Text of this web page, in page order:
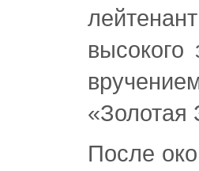
«Золотая
После